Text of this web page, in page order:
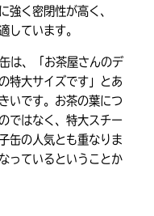
強く密閉性が高く、
しています。
は、「お茶屋さんのデ
特大サイズです」とあ
いです。お茶の葉につ
ではなく、特大スチー
缶の人気とも重なりま
っているということか